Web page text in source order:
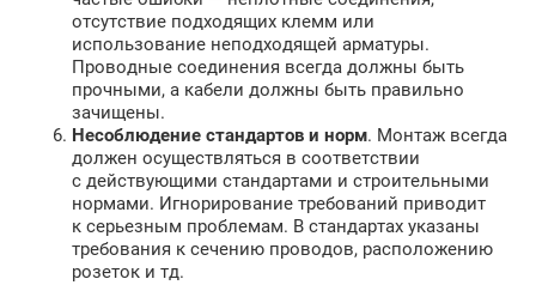
отсутствие подходящих клемм или
использование неподходящей арматуры.
Проводные соединения всегда должны быть
прочными, а кабели должны быть правильно
зачищены.
Несоблюдение стандартов и норм. Монтаж всегда
должен осуществляться в соответствии
с действующими стандартами и строительными
нормами. Игнорирование требований приводит
к серьезным проблемам. В стандартах указаны
требования к сечению проводов, расположению
розеток и тд.